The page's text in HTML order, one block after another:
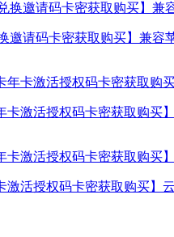
邀请码卡密获取购买】兼
卡激活授权码卡密获取购
激活授权码卡密获取购买